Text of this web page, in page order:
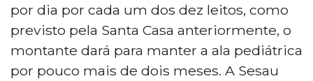
por dia por cada um dos dez leitos, como
previsto pela Santa Casa anteriormente, o
montante dará para manter a ala pediátrica
por pouco mais de dois meses. A Sesau